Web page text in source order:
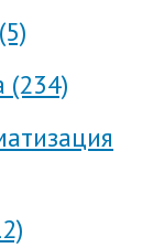
(234)